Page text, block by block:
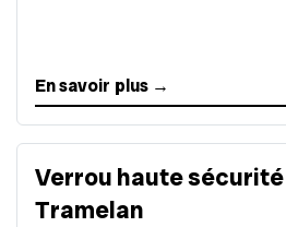
En savoir plus →
Verrou haute
Tramelan